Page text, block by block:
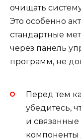
очищать
Это особенно
стандартные
через панель
программ, не
Перед тем
убедитесь,
и
компоненты